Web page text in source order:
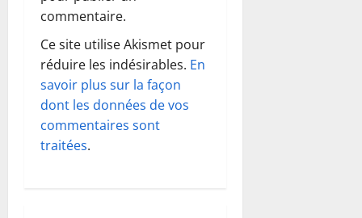
i
o
n
d
’
commentaire.
Ce site utilise Akismet pour
réduire les indésirables. En
savoir plus sur la façon
dont les données de vos
commentaires sont
traitées.